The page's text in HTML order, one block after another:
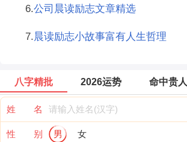
6.公司晨读励志文章精选
7.晨读励志小故事富有人生哲理
八字精批 2026运势 命中贵人
姓 名
性 别 男 女